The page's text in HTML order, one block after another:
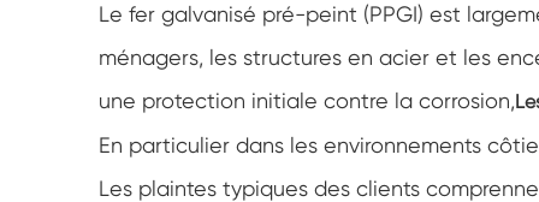
Le fer galvanisé pré-peint (PPGI) est
ménagers, les structures en acier et les
une protection initiale contre la corrosion,
En particulier dans les environnements
Les plaintes typiques des clients